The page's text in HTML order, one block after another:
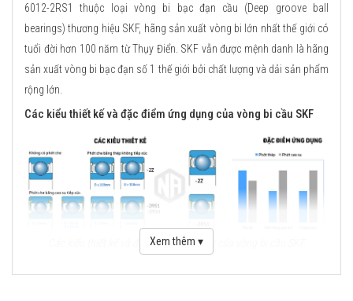
6012-2RS1 thuộc loại vòng bi bạc đạn cầu (Deep groove ball
bearings) thương hiệu SKF, hãng sản xuất vòng bi lớn nhất thế giới có
tuổi đời hơn 100 năm từ Thụy Điển. SKF vẫn được mệnh danh là hãng
sản xuất vòng bi bạc đạn số 1 thế giới bởi chất lượng và dải sản phẩm
rộng lớn.
Các kiểu thiết kế và đặc điểm ứng dụng của vòng bi cầu SKF
Các kiểu thiết kế và đặc điểm ứng dụng của vòng bi cầu SKF
Xem thêm ▾